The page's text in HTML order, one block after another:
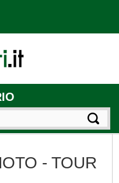
- TOUR